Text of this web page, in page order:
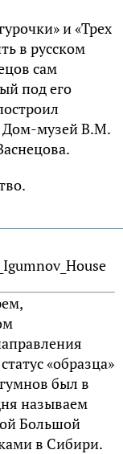
и «Трех
в русском
сам
под его
Дом-музей В.М.
«образца»
был в
называем
Большой
в Сибири.